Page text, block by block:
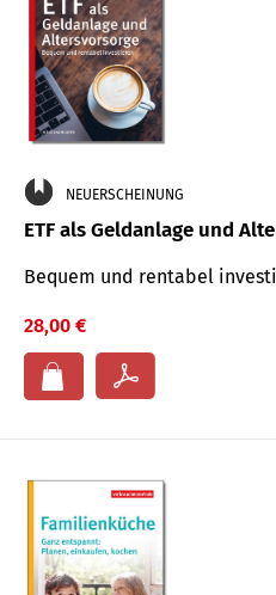
NEUERSCHEINUNG
ETF als Geldanlage und
Bequem und rentabel
28,00 €